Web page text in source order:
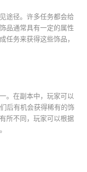
途径。许多任务都会给
品通常具有一定的属性
任务来获得这些饰品，
。在副本中，玩家可以
后有机会获得稀有的饰
所不同，玩家可以根据